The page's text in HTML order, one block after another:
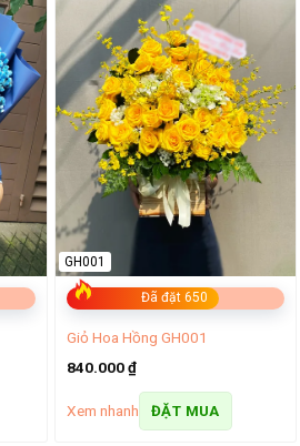
Đã đặt 650
GH001
Giỏ Hoa Hồng GH001
840.000₫
Xem nhanh ĐẶT MUA